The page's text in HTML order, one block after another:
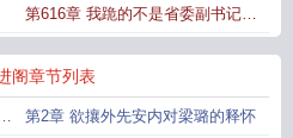
来卖的
第616章 我跪的不是省委副书记的
女儿而是为人民服务的机会
阁章节列表
第2章 欲攘外先安内对梁璐的释怀